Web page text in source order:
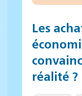
Les
réalité ?